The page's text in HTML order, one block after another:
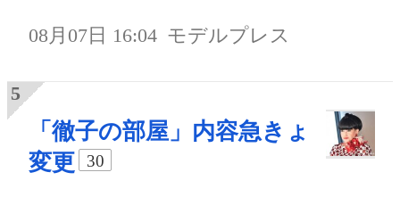
08月07日 16:04 モデルプレス
「徹子の部屋」内容急きょ
変更
30